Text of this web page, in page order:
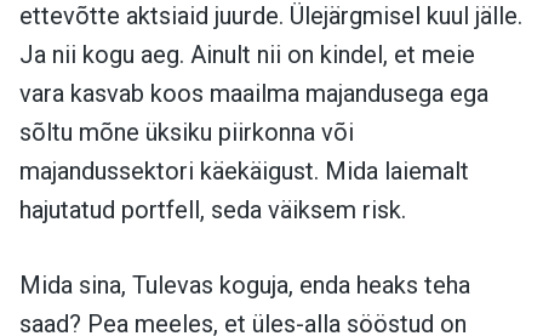
ettevõtte aktsiaid juurde. Ülejärgmisel kuul jälle.
Ja nii kogu aeg. Ainult nii on kindel, et meie
vara kasvab koos maailma majandusega ega
sõltu mõne üksiku piirkonna või
majandussektori käekäigust. Mida laiemalt
hajutatud portfell, seda väiksem risk.
Mida sina, Tulevas koguja, enda heaks teha
saad? Pea meeles, et üles-alla sööstud on